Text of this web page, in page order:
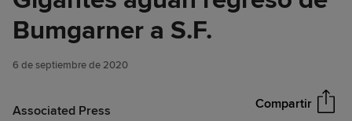
Bumgarner a S.F.
6 de septiembre de 2020
Associated Press Compartir
Gigantes aguan regreso de
Bumgarner a S.F.